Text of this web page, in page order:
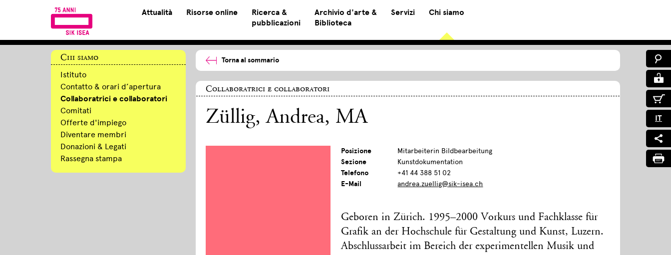
Attualità Risorse online
Ricerca &
pubblicazioni
Archivio d'arte &
Biblioteca
Servizi Chi siamo
IT
Chi siamo
Istituto
Contatto & orari d’apertura
Collaboratrici e collaboratori
Comitati
Offerte d'impiego
Diventare membri
Donazioni & Legati
Rassegna stampa
Torna al sommario
Collaboratrici e collaboratori
Züllig, Andrea, MA
Posizione
Mitarbeiterin Bildbearbeitung
Sezione
Kunstdokumentation
Telefono
+41 44 388 51 02
E-Mail
andrea.zuellig@sik-isea.ch
Geboren in Zürich. 1995–2000 Vorkurs und Fachklasse für
Grafik an der Hochschule für Gestaltung und Kunst, Luzern.
Abschlussarbeit im Bereich der experimentellen Musik und